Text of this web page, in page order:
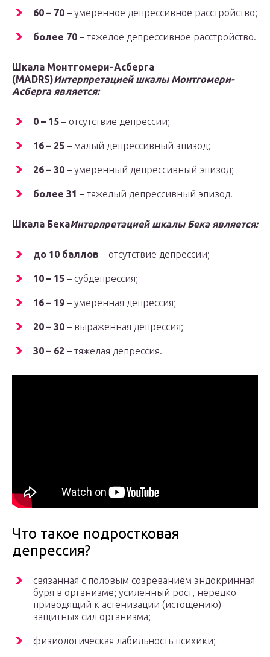
60 – 70 – умеренное депрессивное расстройство;
более 70 – тяжелое депрессивное расстройство.
Шкала Монтгомери-Асберга
(MADRS)Интерпретацией шкалы Монтгомери-
Асберга является:
0 – 15 – отсутствие депрессии;
16 – 25 – малый депрессивный эпизод;
26 – 30 – умеренный депрессивный эпизод;
более 31 – тяжелый депрессивный эпизод.
Шкала БекаИнтерпретацией шкалы Бека является:
до 10 баллов – отсутствие депрессии;
10 – 15 – субдепрессия;
16 – 19 – умеренная депрессия;
20 – 30 – выраженная депрессия;
30 – 62 – тяжелая депрессия.
Что такое подростковая
депрессия?
связанная с половым созреванием эндокринная
буря в организме; усиленный рост, нередко
приводящий к астенизации (истощению)
защитных сил организма;
физиологическая лабильность психики;